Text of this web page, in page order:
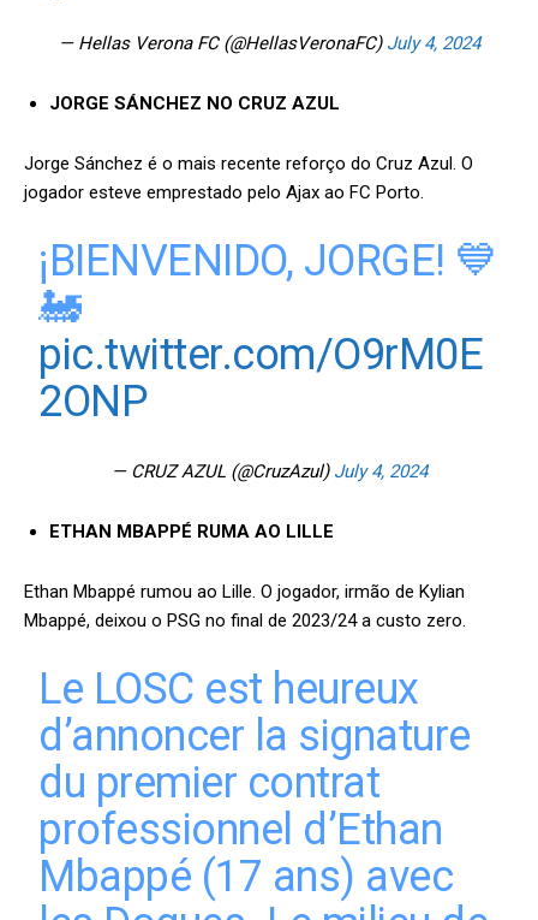
— Hellas Verona FC (@HellasVeronaFC) July 4, 2024
JORGE SÁNCHEZ NO CRUZ AZUL
Jorge Sánchez é o mais recente reforço do Cruz Azul. O
jogador esteve emprestado pelo Ajax ao FC Porto.
¡BIENVENIDO, JORGE! 💙
🚂
pic.twitter.com/O9rM0E
2ONP
— CRUZ AZUL (@CruzAzul) July 4, 2024
ETHAN MBAPPÉ RUMA AO LILLE
Ethan Mbappé rumou ao Lille. O jogador, irmão de Kylian
Mbappé, deixou o PSG no final de 2023/24 a custo zero.
Le LOSC est heureux
d’annoncer la signature
du premier contrat
professionnel d’Ethan
Mbappé (17 ans) avec